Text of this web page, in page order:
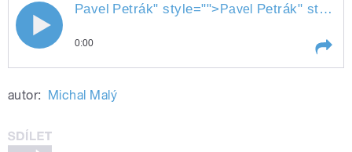
Pavel Petrák" style=""> Pavel Petrák" style="">
0:00
autor: Michal Malý